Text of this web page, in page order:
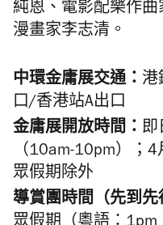
純恩、電影配樂作
漫畫家李志清。
中環金庸展交通： 港
口/香港站A出口
金庸展開放時間： 即
（10am-10pm）；
眾假期除外
導賞團時間（先到先